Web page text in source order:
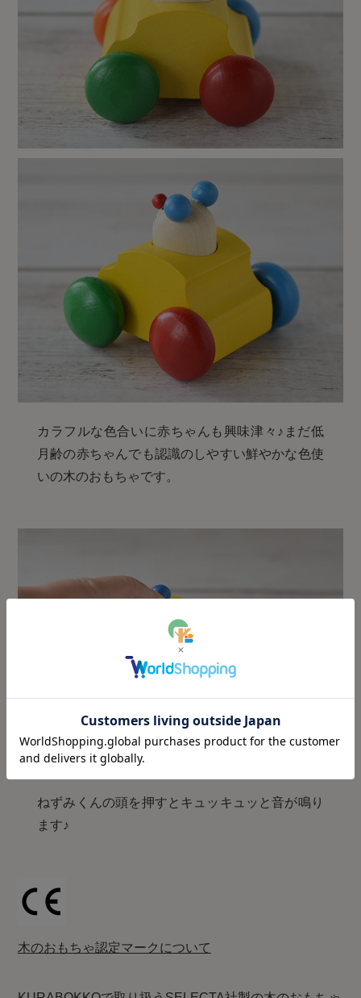
カラフルな色合いに赤ちゃんも興味津々♪まだ低
月齢の赤ちゃんでも認識のしやすい鮮やかな色使
いの木のおもちゃです。
ねずみくんの頭を押すとキュッキュッと音が鳴り
ます♪
木のおもちゃ認定マークについて